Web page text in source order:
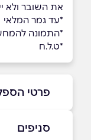
את השובר ולא
*עד גמר המלאי
*התמונה
*ט.ל.ח
פרטי
סניפים